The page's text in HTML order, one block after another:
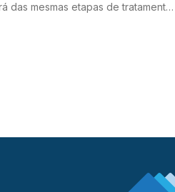
das mesmas etapas de tratamento
adequado à água. Abaixo
Compostos orgânicos presentes
que normalmente é realizada